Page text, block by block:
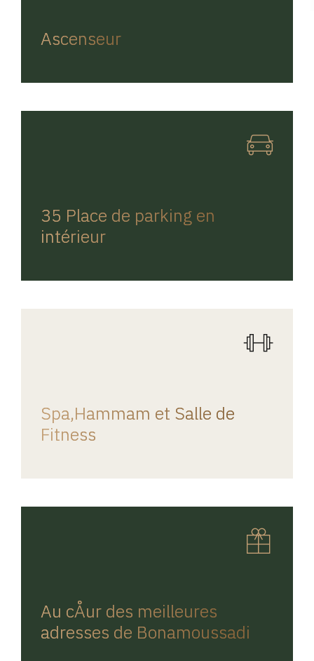
Ascenseur
35 Place de parking en
intérieur
Spa,Hammam et Salle de
Fitness
Au cÅur des meilleures
adresses de Bonamoussadi